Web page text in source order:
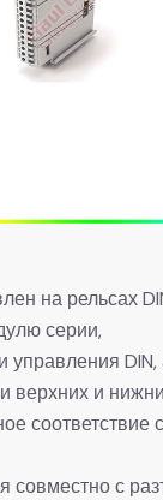
на рельсах
серии,
DIN,
верхних и
соответствие
совместно с